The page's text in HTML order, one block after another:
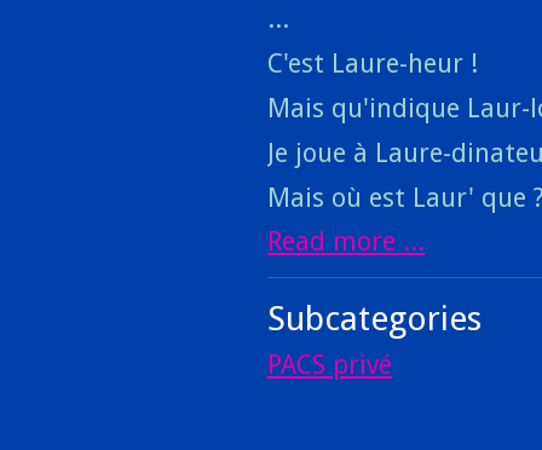
...
C'est Laure-heur !
Mais qu'indique Laur-
Je joue à Laure-
Mais où est Laur' que
Read more ...
Subcategories
PACS privé